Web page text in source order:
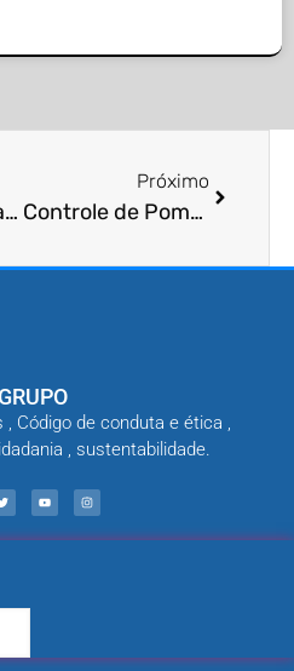
O que é Zophobas morio histórico?
Próximo
Controle de Pombos como funciona?
, Código de conduta e ética ,
, sustentabilidade.